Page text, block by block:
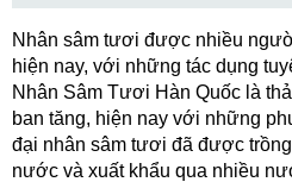
Nhân sâm tươi được nhiều
hiện nay, với những tác dụng
Nhân Sâm Tươi Hàn Quốc là
ban tăng, hiện nay với những
đại nhân sâm tươi đã được
nước và xuất khẩu qua nhiều